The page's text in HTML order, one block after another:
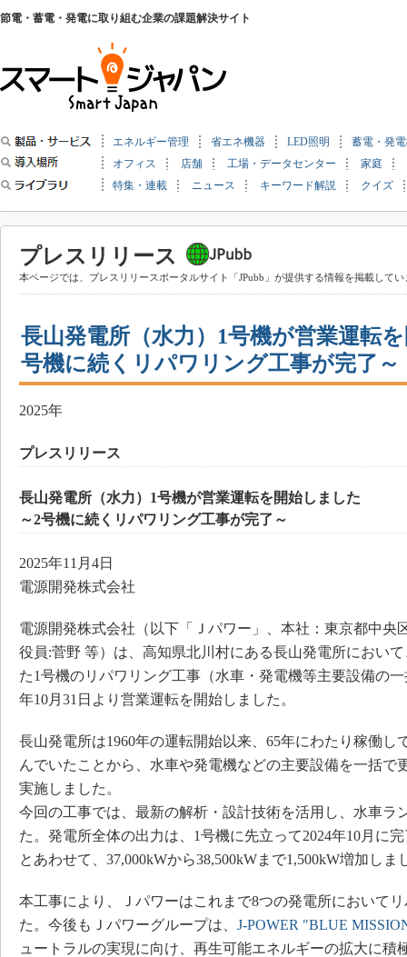
節電・蓄電・発電に取り組む企業の課題解決サイト
エネルギー管理 省エネ機器 LED照明
蓄電・発
オフィス
店舗 工場・データセンター
家庭
特集・連載
ニュース キーワード解説 クイズ
プレスリリース
本ページでは、プレスリリースポータルサイト「JPubb」が提供する情報を掲載してい
長山発電所（水力）1号機が営業運転
号機に続くリパワリング工事が完了～
2025年
プレスリリース
長山発電所（水力）1号機が営業運転を開始しました
～2号機に続くリパワリング工事が完了～
2025年11月4日
電源開発株式会社
電源開発株式会社（以下「Ｊパワー」、本社：東京都中央
役員:菅野 等）は、高知県北川村にある長山発電所におい
た1号機のリパワリング工事（水車・発電機等主要設備の
年10月31日より営業運転を開始しました。
長山発電所は1960年の運転開始以来、65年にわたり稼働し
んでいたことから、水車や発電機などの主要設備を一括で
実施しました。
今回の工事では、最新の解析・設計技術を活用し、水車ラ
た。発電所全体の出力は、1号機に先立って2024年10月に
とあわせて、37,000kWから38,500kWまで1,500kW増加しま
本工事により、Ｊパワーはこれまで8つの発電所において
た。今後もＪパワーグループは、 J-POWER "BLUE
ュートラルの実現に向け、再生可能エネルギーの拡大に積